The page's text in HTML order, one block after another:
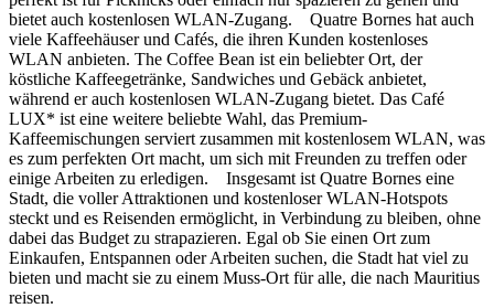
bietet auch kostenlosen WLAN-Zugang. Quatre Bornes hat auch
viele Kaffeehäuser und Cafés, die ihren Kunden kostenloses
WLAN anbieten. The Coffee Bean ist ein beliebter Ort, der
köstliche Kaffeegetränke, Sandwiches und Gebäck anbietet,
während er auch kostenlosen WLAN-Zugang bietet. Das Café
LUX* ist eine weitere beliebte Wahl, das Premium-
Kaffeemischungen serviert zusammen mit kostenlosem WLAN, was
es zum perfekten Ort macht, um sich mit Freunden zu treffen oder
einige Arbeiten zu erledigen. Insgesamt ist Quatre Bornes eine
Stadt, die voller Attraktionen und kostenloser WLAN-Hotspots
steckt und es Reisenden ermöglicht, in Verbindung zu bleiben, ohne
dabei das Budget zu strapazieren. Egal ob Sie einen Ort zum
Einkaufen, Entspannen oder Arbeiten suchen, die Stadt hat viel zu
bieten und macht sie zu einem Muss-Ort für alle, die nach Mauritius
reisen.